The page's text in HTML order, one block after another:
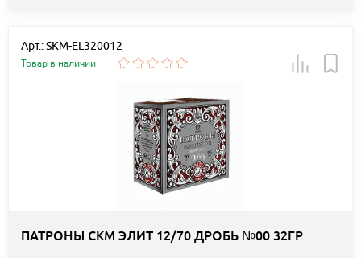
Арт.: SKM-EL320012
Товар в наличии
ПАТРОНЫ СКМ ЭЛИТ 12/70 ДРОБЬ №00 32ГР